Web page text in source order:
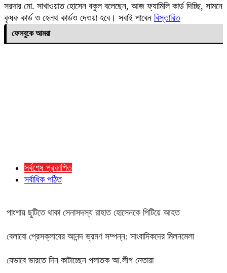
সরদার মো. সাখাওয়াত হোসেন বকুল বলেছেন, আজ ফ্যামিলি কার্ড দিচ্ছি, সামনে
কৃষক কার্ড ও হেলথ কার্ডও দেওয়া হবে। সবাই পাবেন বিস্তারিত
ফেসবুকে আমরা
সর্বশেষ প্রকাশিত
সর্বাধিক পঠিত
পাংশায় ছুটিতে থাকা সেনাসদস্য রাহাত হোসেনকে পিটিয়ে আহত
বেলাবো প্রেসক্লাবের আনন্দ ভ্রমণ সম্পন্ন: সাংবাদিকদের মিলনমেলা
যেভাবে ভারতে দিন কাটাচ্ছেন পলাতক আ.লীগ নেতারা